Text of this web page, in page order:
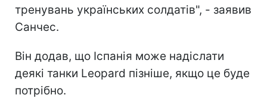
тренувань українських солдатів", - заявив
Санчес.
Він додав, що Іспанія може надіслати
деякі танки Leopard пізніше, якщо це буде
потрібно.